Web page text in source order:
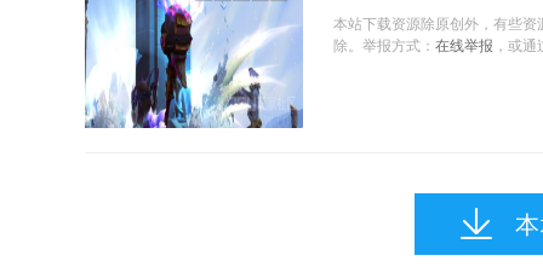
本站下载资源除原创外，有些
除。举报方式： 在线举报 ，或